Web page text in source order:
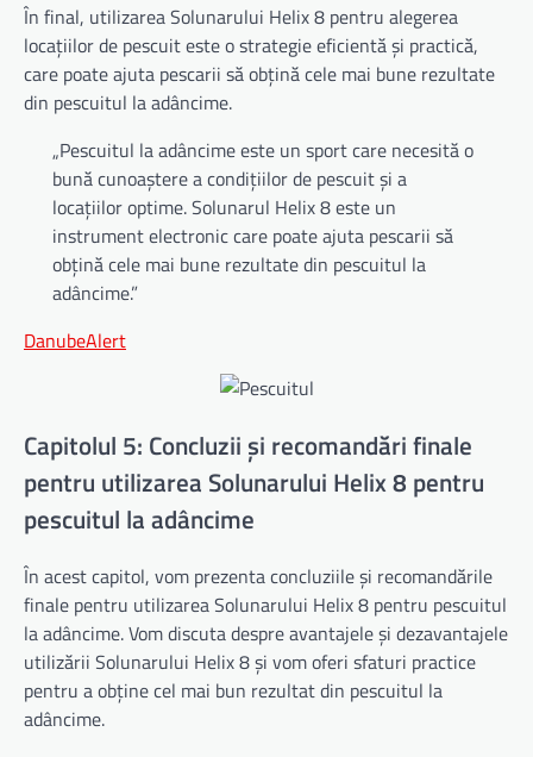
În final, utilizarea Solunarului Helix 8 pentru alegerea
locațiilor de pescuit este o strategie eficientă și practică,
care poate ajuta pescarii să obțină cele mai bune rezultate
din pescuitul la adâncime.
„Pescuitul la adâncime este un sport care necesită o
bună cunoaștere a condițiilor de pescuit și a
locațiilor optime. Solunarul Helix 8 este un
instrument electronic care poate ajuta pescarii să
obțină cele mai bune rezultate din pescuitul la
adâncime.”
DanubeAlert
Capitolul 5: Concluzii și recomandări finale
pentru utilizarea Solunarului Helix 8 pentru
pescuitul la adâncime
În acest capitol, vom prezenta concluziile și recomandările
finale pentru utilizarea Solunarului Helix 8 pentru pescuitul
la adâncime. Vom discuta despre avantajele și dezavantajele
utilizării Solunarului Helix 8 și vom oferi sfaturi practice
pentru a obține cel mai bun rezultat din pescuitul la
adâncime.